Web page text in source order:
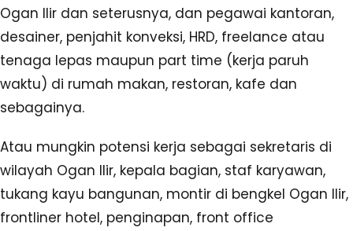
Ogan Ilir dan seterusnya, dan pegawai kantoran,
desainer, penjahit konveksi, HRD, freelance atau
tenaga lepas maupun part time (kerja paruh
waktu) di rumah makan, restoran, kafe dan
sebagainya.
Atau mungkin potensi kerja sebagai sekretaris di
wilayah Ogan Ilir, kepala bagian, staf karyawan,
tukang kayu bangunan, montir di bengkel Ogan Ilir,
frontliner hotel, penginapan, front office